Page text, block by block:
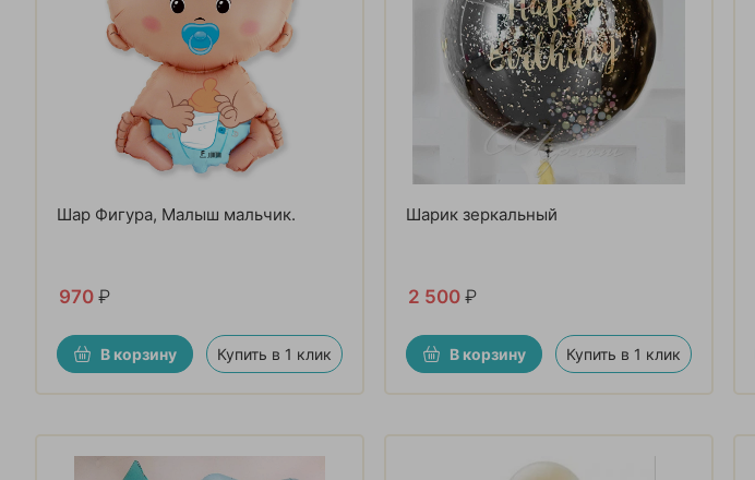
Шар Фигура, Малыш мальчик.
970 ₽
В корзину Купить в 1 клик
Шарик зеркальный
2 500 ₽
В корзину Купить в 1 клик